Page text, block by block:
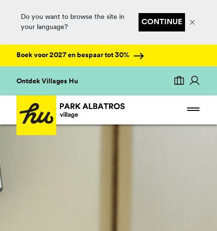
Do you want to browse the site in
your language?
CONTINUE
Boek voor 2027 en bespaar tot 30%
Ontdek Villages Hu